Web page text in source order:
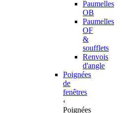
Paumelles
OB
Paumelles
OF
&
soufflets
Renvois
d'angle
Poignées
de
fenêtres
‹
Poignées